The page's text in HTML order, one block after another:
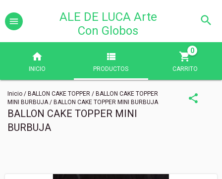
ALE DE LUCA Arte
Con Globos
INICIO PRODUCTOS CARRITO
0
Inicio / BALLON CAKE TOPPER / BALLON CAKE TOPPER
MINI BURBUJA / BALLON CAKE TOPPER MINI BURBUJA
BALLON CAKE TOPPER MINI
BURBUJA